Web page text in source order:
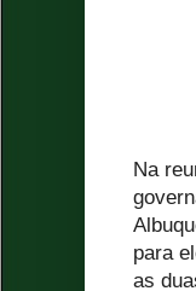
Na
para
as